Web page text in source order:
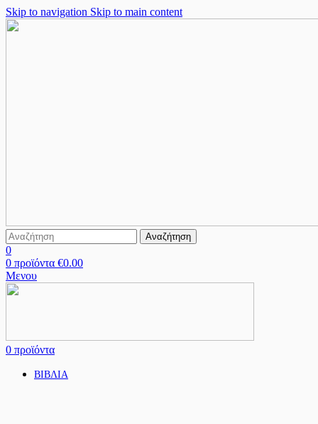
Skip to navigation Skip to main content
Αναζήτηση
0
0 προϊόντα €0.00
Μενου
0 προϊόντα
ΒΙΒΛΙΑ